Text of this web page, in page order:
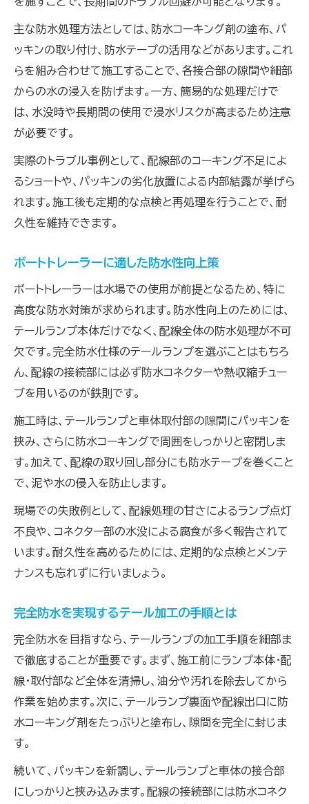
主な防水処理方法としては、防水コーキング剤の塗布、パ
ッキンの取り付け、防水テープの活用などがあります。これ
らを組み合わせて施工することで、各接合部の隙間や細部
からの水の浸入を防げます。一方、簡易的な処理だけで
は、水没時や長期間の使用で浸水リスクが高まるため注意
が必要です。
実際のトラブル事例として、配線部のコーキング不足によ
るショートや、パッキンの劣化放置による内部結露が挙げら
れます。施工後も定期的な点検と再処理を行うことで、耐
久性を維持できます。
ボートトレーラーに適した防水性向上策
ボートトレーラーは水場での使用が前提となるため、特に
高度な防水対策が求められます。防水性向上のためには、
テールランプ本体だけでなく、配線全体の防水処理が不可
欠です。完全防水仕様のテールランプを選ぶことはもちろ
ん、配線の接続部には必ず防水コネクターや熱収縮チュー
ブを用いるのが鉄則です。
施工時は、テールランプと車体取付部の隙間にパッキンを
挟み、さらに防水コーキングで周囲をしっかりと密閉しま
す。加えて、配線の取り回し部分にも防水テープを巻くこと
で、泥や水の侵入を防止します。
現場での失敗例として、配線処理の甘さによるランプ点灯
不良や、コネクター部の水没による腐食が多く報告されて
います。耐久性を高めるためには、定期的な点検とメンテ
ナンスも忘れずに行いましょう。
完全防水を実現するテール加工の手順とは
完全防水を目指すなら、テールランプの加工手順を細部ま
で徹底することが重要です。まず、施工前にランプ本体・配
線・取付部など全体を清掃し、油分や汚れを除去してから
作業を始めます。次に、テールランプ裏面や配線出口に防
水コーキング剤をたっぷりと塗布し、隙間を完全に封じま
す。
続いて、パッキンを新調し、テールランプと車体の接合部
にしっかりと挟み込みます。配線の接続部には防水コネク